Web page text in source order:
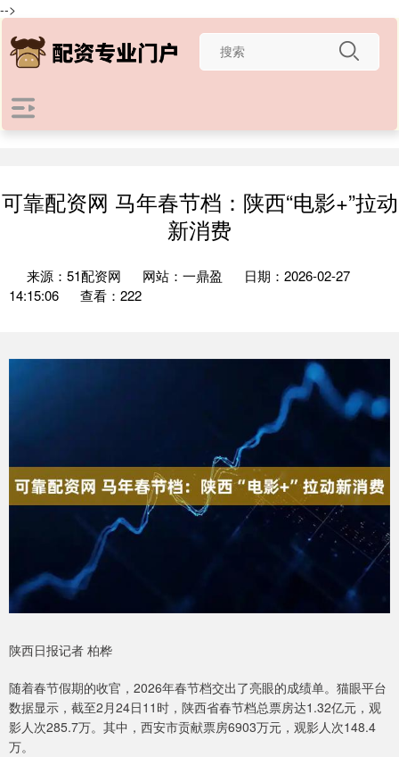
-->
可靠配资网 马年春节档：陕西“电影+”拉动
新消费
来源：51配资网 网站：一鼎盈
日期：2026-02-27
14:15:06
查看：222
陕西日报记者 柏桦
随着春节假期的收官，2026年春节档交出了亮眼的成绩单。猫眼平台
数据显示，截至2月24日11时，陕西省春节档总票房达1.32亿元，观
影人次285.7万。其中，西安市贡献票房6903万元，观影人次148.4
万。